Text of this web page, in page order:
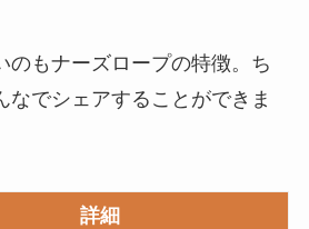
のもナーズロープの特徴。ち
なでシェアすることができま
詳細